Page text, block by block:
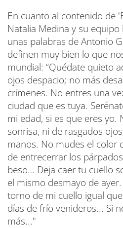
En cuanto al contenido de
Natalia Medina y su
unas palabras de Antonio
definen muy bien lo que
mundial: “Quédate quieto
ojos despacio; no más
crímenes. No entres una
ciudad que es tuya.
mi edad, si es que eres yo.
sonrisa, ni de rasgados
manos. No mudes el color
de entrecerrar los
beso… Deja caer tu cuello
el mismo desmayo de
torno de mi cuello igual
días de frío venideros... Si
más..."